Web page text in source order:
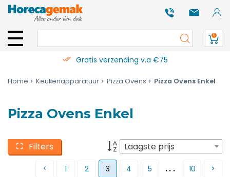
0
Gratis verzending v.a €75
Home Keukenapparatuur Pizza Ovens Pizza Ovens Enkel
Pizza Ovens Enkel
Filters Laagste prijs
1 2 3 4 5 ... 10